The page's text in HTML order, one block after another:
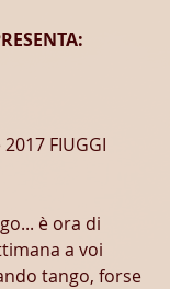
FIUGGI
è ora di
a voi
tango, forse